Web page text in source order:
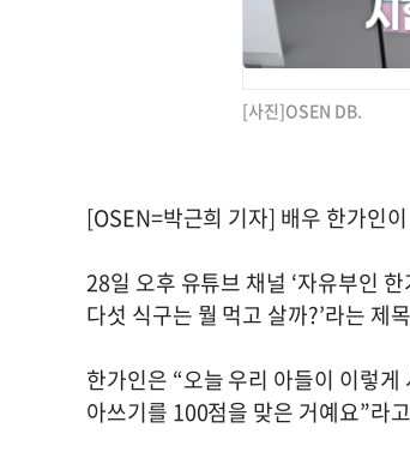
[사진]OSEN DB.
[OSEN=박근희 기자] 배우 한가인
28일 오후 유튜브 채널 ‘자유부인
다섯 식구는 뭘 먹고 살까?’라는 제
한가인은 “오늘 우리 아들이 이렇
아쓰기를 100점을 맞은 거예요”라